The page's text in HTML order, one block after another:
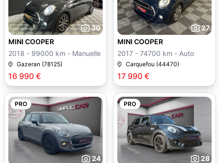
30
16 990 €
MINI COOPER
2018 - 99000 km - Manuelle
Gazeran (78125)
27
17 990 €
MINI COOPER
2017 - 74700 km - Auto
Carquefou (44470)
PRO
24
PRO
28